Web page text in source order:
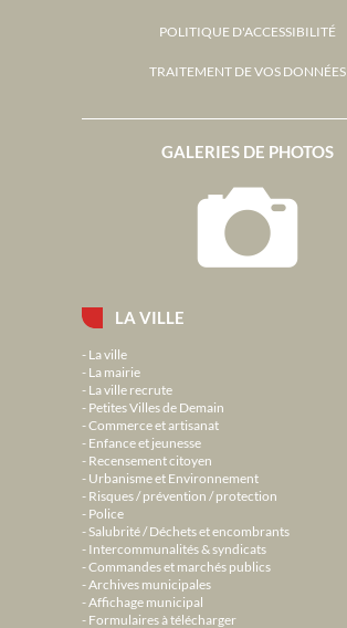
LA VILLE
La ville
La mairie
La ville recrute
Petites Villes de Demain
Commerce et artisanat
Enfance et jeunesse
Recensement citoyen
Urbanisme et Environnement
Risques / prévention / protection
Police
Salubrité / Déchets et encombrants
Intercommunalités & syndicats
Commandes et marchés publics
Archives municipales
Affichage municipal
Formulaires à télécharger
GALERIES DE PHOTOS
POLITIQUE D'ACCESSIBILITÉ
TRAITEMENT DE VOS DONNÉES